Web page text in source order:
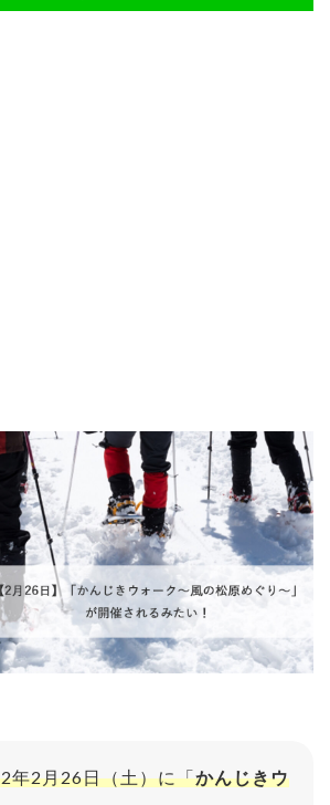
年2月26日（土）に「かんじきウ